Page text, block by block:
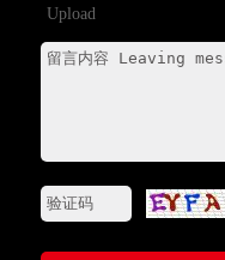
Upload
招贤纳士
关于我们